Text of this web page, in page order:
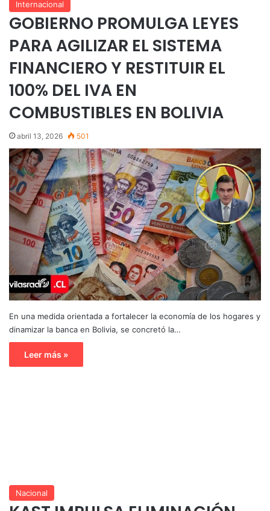
Internacional
GOBIERNO PROMULGA LEYES
PARA AGILIZAR EL SISTEMA
FINANCIERO Y RESTITUIR EL
100% DEL IVA EN
COMBUSTIBLES EN BOLIVIA
abril 13, 2026 501
En una medida orientada a fortalecer la economía de los hogares y
dinamizar la banca en Bolivia, se concretó la…
Leer más »
Nacional